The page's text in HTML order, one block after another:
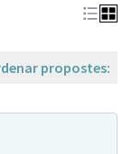
propostes: